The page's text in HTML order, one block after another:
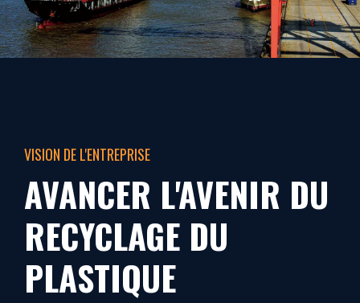
VISION DE L'ENTREPRISE
AVANCER L'AVENIR DU
RECYCLAGE DU
PLASTIQUE